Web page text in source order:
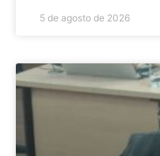
5 de agosto de 2026